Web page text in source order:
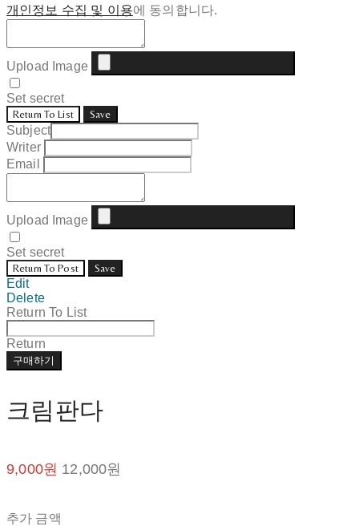
개인정보 수집 및 이용에 동의합니다.
Upload Image
Set secret
Return To List Save
Subject
Writer
Email
Upload Image
Set secret
Return To Post Save
Edit
Delete
Return To List
Return
구매하기
크림판다
9,000원 12,000원
추가 금액